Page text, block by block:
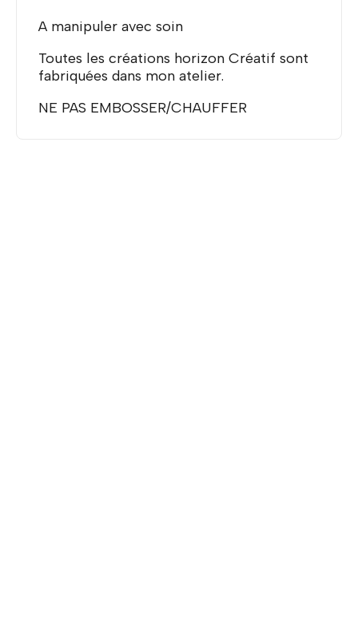
A manipuler avec soin
Toutes les créations horizon Créatif sont
fabriquées dans mon atelier.
NE PAS EMBOSSER/CHAUFFER